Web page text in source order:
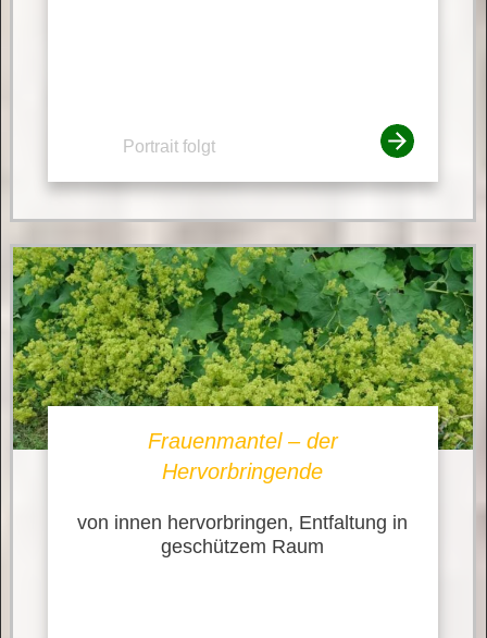
Portrait folgt
Frauenmantel – der
Hervorbringende
von innen hervorbringen, Entfaltung in
geschützem Raum